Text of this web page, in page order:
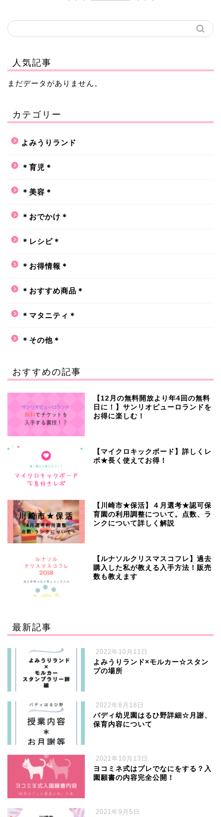
人気記事
まだデータがありません。
カテゴリー
よみうりランド
＊育児＊
＊美容＊
＊おでかけ＊
＊レシピ＊
＊お得情報＊
＊おすすめ商品＊
＊マタニティ＊
＊その他＊
おすすめの記事
【12月の無料開放より年4回の無料
日に！】サンリオピューロランドを
お得に楽しむ！
【マイクロキックボード】詳しくレ
ポ★長く使えてお得！
【川崎市★保活】４月選考★認可保
育園の利用調整について。点数、ラ
ンクについて詳しく解説
【ルナソルクリスマスコフレ】過去
購入した私が教える入手方法！販売
数も教えます
最新記事
2022年10月11日
よみうりランド×モルカー☆スタン
プの場所
2022年8月18日
バディ幼児園はるひ野詳細☆月謝、
保育内容について
2021年10月13日
ヨコミネ式はプレでなにをする？入
園願書の内容完全公開！
2021年9月5日